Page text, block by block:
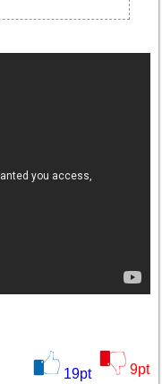
19pt 9pt